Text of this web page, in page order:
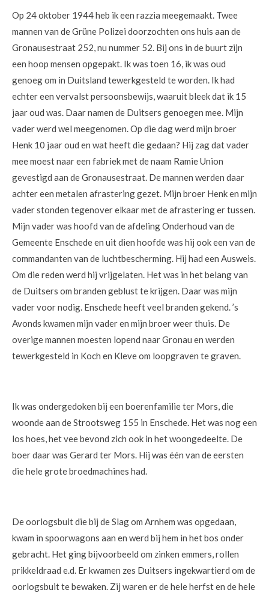
Op 24 oktober 1944 heb ik een razzia meegemaakt. Twee
mannen van de Grüne Polizei doorzochten ons huis aan de
Gronausestraat 252, nu nummer 52. Bij ons in de buurt zijn
een hoop mensen opgepakt. Ik was toen 16, ik was oud
genoeg om in Duitsland tewerkgesteld te worden. Ik had
echter een vervalst persoonsbewijs, waaruit bleek dat ik 15
jaar oud was. Daar namen de Duitsers genoegen mee. Mijn
vader werd wel meegenomen. Op die dag werd mijn broer
Henk 10 jaar oud en wat heeft die gedaan? Hij zag dat vader
mee moest naar een fabriek met de naam Ramie Union
gevestigd aan de Gronausestraat. De mannen werden daar
achter een metalen afrastering gezet. Mijn broer Henk en mijn
vader stonden tegenover elkaar met de afrastering er tussen.
Mijn vader was hoofd van de afdeling Onderhoud van de
Gemeente Enschede en uit dien hoofde was hij ook een van de
commandanten van de luchtbescherming. Hij had een Ausweis.
Om die reden werd hij vrijgelaten. Het was in het belang van
de Duitsers om branden geblust te krijgen. Daar was mijn
vader voor nodig. Enschede heeft veel branden gekend. ’s
Avonds kwamen mijn vader en mijn broer weer thuis. De
overige mannen moesten lopend naar Gronau en werden
tewerkgesteld in Koch en Kleve om loopgraven te graven.
Ik was ondergedoken bij een boerenfamilie ter Mors, die
woonde aan de Strootsweg 155 in Enschede. Het was nog een
los hoes, het vee bevond zich ook in het woongedeelte. De
boer daar was Gerard ter Mors. Hij was één van de eersten
die hele grote broedmachines had.
De oorlogsbuit die bij de Slag om Arnhem was opgedaan,
kwam in spoorwagons aan en werd bij hem in het bos onder
gebracht. Het ging bijvoorbeeld om zinken emmers, rollen
prikkeldraad e.d. Er kwamen zes Duitsers ingekwartierd om de
oorlogsbuit te bewaken. Zij waren er de hele herfst en de hele